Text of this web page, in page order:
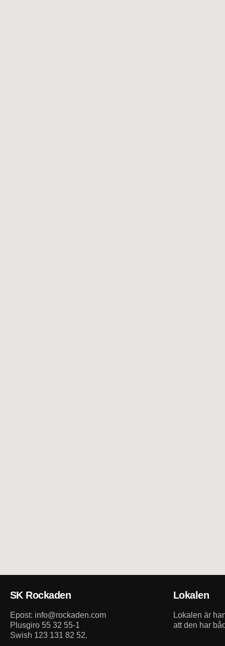
SK Rockaden
Epost: info@rockaden.com
Plusgiro 55 32 55-1
Swish 123 131 82 52.
Lokalen
Lokalen är
att den har